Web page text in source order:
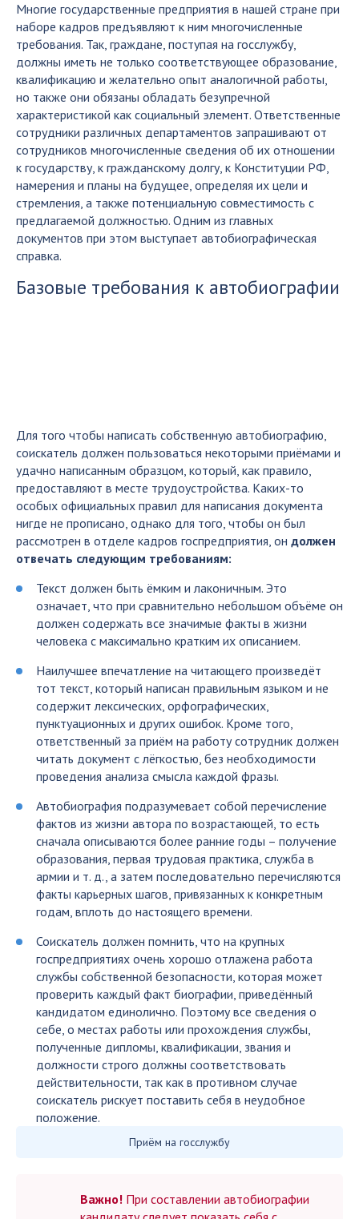
Многие государственные предприятия в нашей стране при
наборе кадров предъявляют к ним многочисленные
требования. Так, граждане, поступая на госслужбу,
должны иметь не только соответствующее образование,
квалификацию и желательно опыт аналогичной работы,
но также они обязаны обладать безупречной
характеристикой как социальный элемент. Ответственные
сотрудники различных департаментов запрашивают от
сотрудников многочисленные сведения об их отношении
к государству, к гражданскому долгу, к Конституции РФ,
намерения и планы на будущее, определяя их цели и
стремления, а также потенциальную совместимость с
предлагаемой должностью. Одним из главных
документов при этом выступает автобиографическая
справка.
Базовые требования к автобиографии
Для того чтобы написать собственную автобиографию,
соискатель должен пользоваться некоторыми приёмами и
удачно написанным образцом, который, как правило,
предоставляют в месте трудоустройства. Каких-то
особых официальных правил для написания документа
нигде не прописано, однако для того, чтобы он был
рассмотрен в отделе кадров госпредприятия, он должен
отвечать следующим требованиям:
Текст должен быть ёмким и лаконичным. Это
означает, что при сравнительно небольшом объёме он
должен содержать все значимые факты в жизни
человека с максимально кратким их описанием.
Наилучшее впечатление на читающего произведёт
тот текст, который написан правильным языком и не
содержит лексических, орфографических,
пунктуационных и других ошибок. Кроме того,
ответственный за приём на работу сотрудник должен
читать документ с лёгкостью, без необходимости
проведения анализа смысла каждой фразы.
Автобиография подразумевает собой перечисление
фактов из жизни автора по возрастающей, то есть
сначала описываются более ранние годы – получение
образования, первая трудовая практика, служба в
армии и т. д., а затем последовательно перечисляются
факты карьерных шагов, привязанных к конкретным
годам, вплоть до настоящего времени.
Соискатель должен помнить, что на крупных
госпредприятиях очень хорошо отлажена работа
службы собственной безопасности, которая может
проверить каждый факт биографии, приведённый
кандидатом единолично. Поэтому все сведения о
себе, о местах работы или прохождения службы,
полученные дипломы, квалификации, звания и
должности строго должны соответствовать
действительности, так как в противном случае
соискатель рискует поставить себя в неудобное
положение.
Приём на госслужбу
Важно! При составлении автобиографии